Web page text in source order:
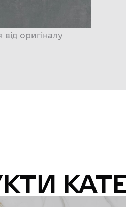
від оригіналу